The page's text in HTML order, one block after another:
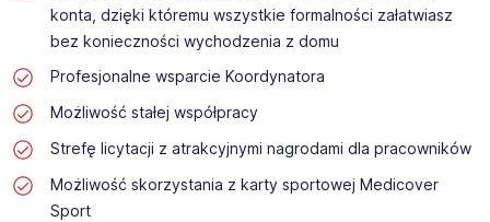
konta, dzięki któremu wszystkie formalności załatwiasz
bez konieczności wychodzenia z domu
Profesjonalne wsparcie Koordynatora
Możliwość stałej współpracy
Strefę licytacji z atrakcyjnymi nagrodami dla pracowników
Możliwość skorzystania z karty sportowej Medicover
Sport